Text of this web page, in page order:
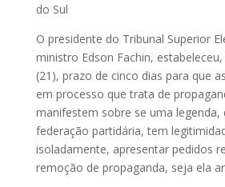
do Sul
O presidente do Tribunal Superior
ministro Edson Fachin,
(21), prazo de cinco dias para que
em processo que trata de
manifestem sobre se uma legenda,
federação partidária, tem
isoladamente, apresentar pedidos
remoção de propaganda, seja ela